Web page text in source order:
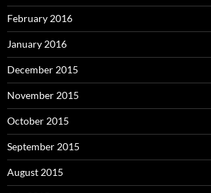
February 2016
January 2016
December 2015
November 2015
October 2015
September 2015
August 2015